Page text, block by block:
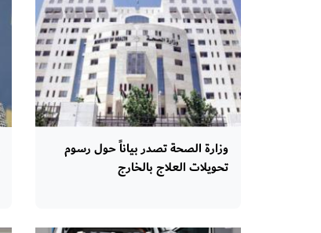
وزارة الصحة تصدر بياناً حول رسوم
تحويلات العلاج بالخارج